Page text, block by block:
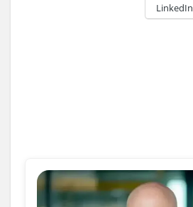
LinkedIn